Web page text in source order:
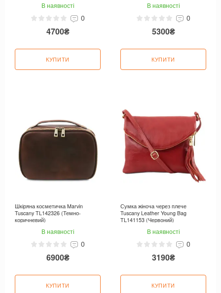
В наявності
0
4700₴
КУПИТИ
В наявності
0
5300₴
КУПИТИ
Шкіряна косметичка Marvin
Tuscany TL142326 (Темно-
коричневий)
В наявності
0
6900₴
КУПИТИ
Сумка жіноча через плече
Tuscany Leather Young Bag
TL141153 (Червоний)
В наявності
0
3190₴
КУПИТИ